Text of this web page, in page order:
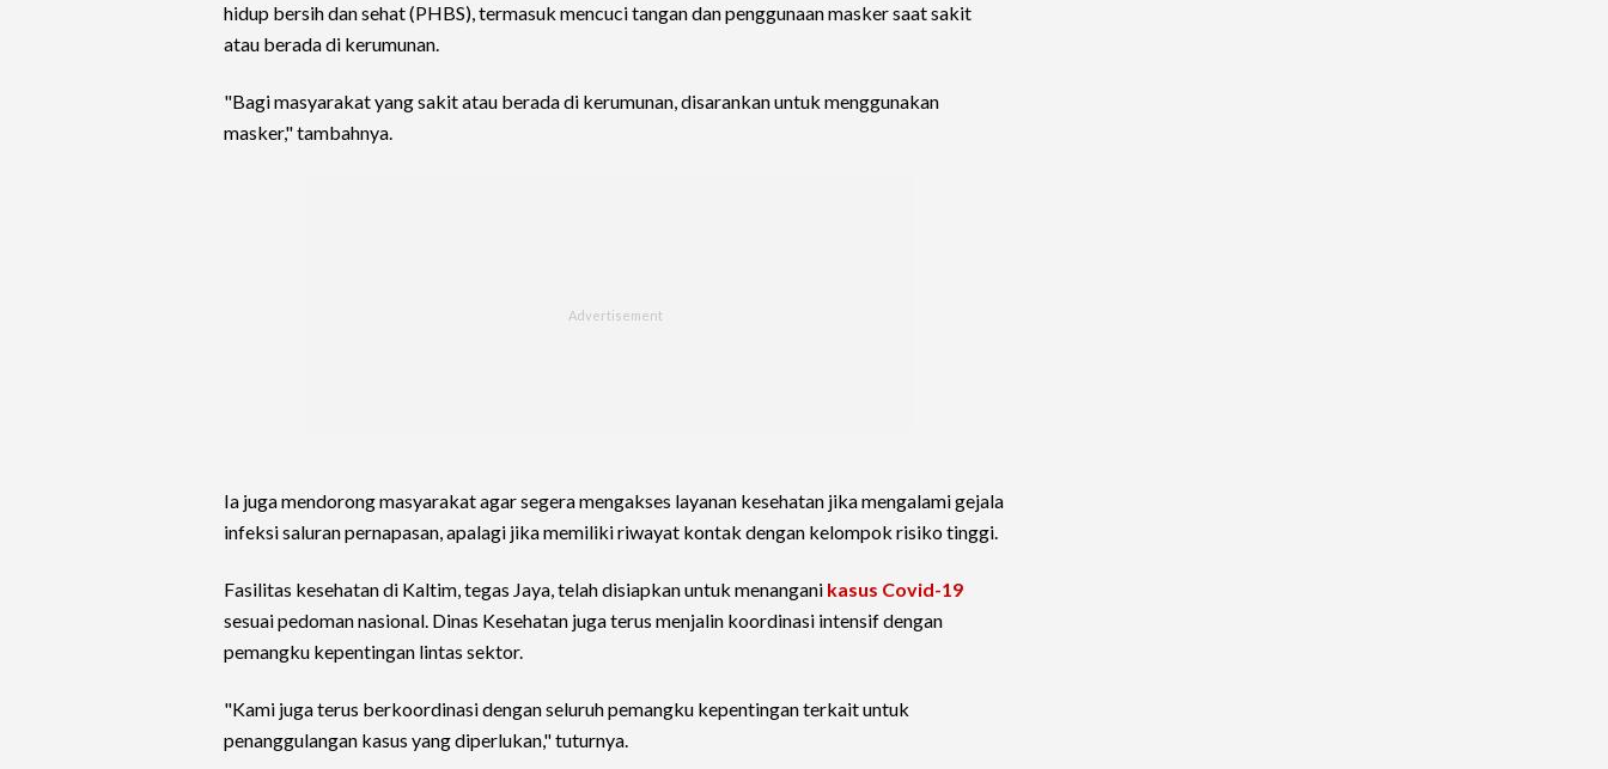
hidup bersih dan sehat (PHBS), termasuk mencuci tangan dan penggunaan masker saat sakit
atau berada di kerumunan.
"Bagi masyarakat yang sakit atau berada di kerumunan, disarankan untuk menggunakan
masker," tambahnya.
Ia juga mendorong masyarakat agar segera mengakses layanan kesehatan jika mengalami gejala
infeksi saluran pernapasan, apalagi jika memiliki riwayat kontak dengan kelompok risiko tinggi.
Fasilitas kesehatan di Kaltim, tegas Jaya, telah disiapkan untuk menangani kasus Covid-19
sesuai pedoman nasional. Dinas Kesehatan juga terus menjalin koordinasi intensif dengan
pemangku kepentingan lintas sektor.
"Kami juga terus berkoordinasi dengan seluruh pemangku kepentingan terkait untuk
penanggulangan kasus yang diperlukan," tuturnya.